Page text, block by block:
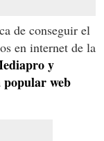
de conseguir el
en internet de la
y
web